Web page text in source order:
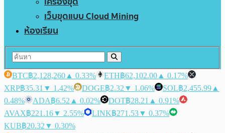
เว็บขุดแบบ Cloud Mining
ห้องเรียน
BTC฿2,128,260 ▲ 0.33% ETH฿62,102.00 ▲ 0.17%
XRP฿35.31 ▼ 1.42% DOGE฿2.32 ▼ 1.06% SOL฿2,455.99 ▲
0.48%
ADA฿6.52 ▲ 0.02% DOT฿28.21 ▲ 0.91%
AVAX฿221.16▼ 2.55% LINK฿271.53▼ 0.37%
KUB฿20.32 ▼ 0.30%